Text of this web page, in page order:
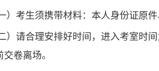
） 考生须携带材料：本人身份证原
二）请合理安排好时间，进入考室时间
交卷离场。